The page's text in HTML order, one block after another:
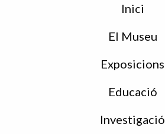
Inici
El Museu
Exposicions
Educació
Investigació